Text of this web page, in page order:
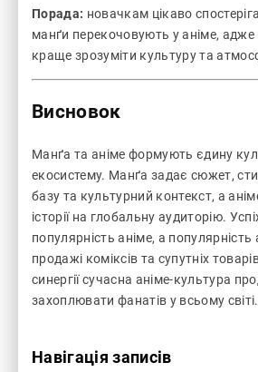
Порада: новачкам цікаво
манґи перекочовують у аніме,
краще зрозуміти культуру та
Висновок
Манґа та аніме формують єдину
екосистему. Манґа задає сюжет,
базу та культурний контекст, а
історії на глобальну аудиторію.
популярність аніме, а популярність
продажі коміксів та супутніх
синергії сучасна аніме-культура
захоплювати фанатів у всьому світі.
Навігація записів